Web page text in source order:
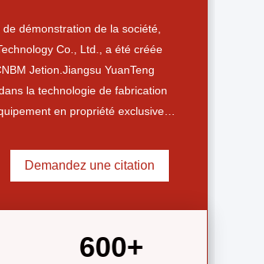
démonstration de la société,
Co., Ltd., a été créée
Jetion.Jiangsu YuanTeng
la technologie de fabrication
en propriété exclusive
de Jiangyin.La ligne de
la ...
Demandez une citation
600+